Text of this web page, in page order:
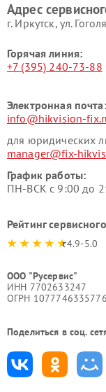
Адрес
г. Иркутск, ул.
Горячая линия:
+7 (395) 240-73-88
Электронная почта:
info@hikvision-
для юридических
manager@fix-
График работы:
ПН-ВСК с 9:00 до
Рейтинг
4.9-5.0
ООО "Русервис"
ИНН 7702633247
ОГРН 1077746335776
Поделиться в соц.